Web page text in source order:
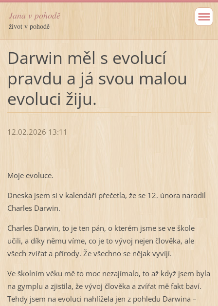
Jana v pohodě
život v pohodě
Darwin měl s evolucí
pravdu a já svou malou
evoluci žiju.
12.02.2026 13:11
Moje evoluce.
Dneska jsem si v kalendáři přečetla, že se 12. února narodil
Charles Darwin.
Charles Darwin, to je ten pán, o kterém jsme se ve škole
učili, a díky němu víme, co je to vývoj nejen člověka, ale
všech zvířat a přírody. Že všechno se nějak vyvíjí.
Ve školním věku mě to moc nezajímalo, to až když jsem byla
na gymplu a zjistila, že vývoj člověka a zvířat mě fakt baví.
Tehdy jsem na evoluci nahlížela jen z pohledu Darwina –